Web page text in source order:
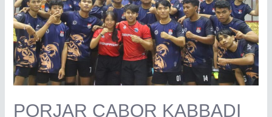
PORJAR CABOR KABBADI